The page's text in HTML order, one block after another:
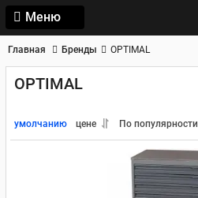
Меню
Главная Бренды OPTIMAL
OPTIMAL
умолчанию цене По популярности